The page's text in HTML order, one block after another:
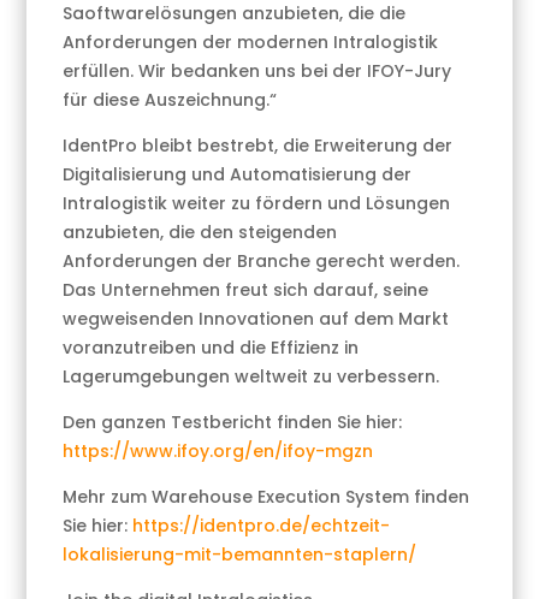
Saoftwarelösungen anzubieten, die die
Anforderungen der modernen Intralogistik
erfüllen. Wir bedanken uns bei der IFOY-Jury
für diese Auszeichnung.“
IdentPro bleibt bestrebt, die Erweiterung der
Digitalisierung und Automatisierung der
Intralogistik weiter zu fördern und Lösungen
anzubieten, die den steigenden
Anforderungen der Branche gerecht werden.
Das Unternehmen freut sich darauf, seine
wegweisenden Innovationen auf dem Markt
voranzutreiben und die Effizienz in
Lagerumgebungen weltweit zu verbessern.
Den ganzen Testbericht finden Sie hier:
https://www.ifoy.org/en/ifoy-mgzn
Mehr zum Warehouse Execution System finden
Sie hier: https://identpro.de/echtzeit-
lokalisierung-mit-bemannten-staplern/